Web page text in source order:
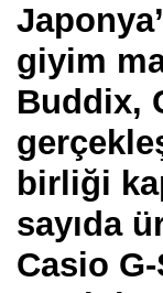
giyim
Buddix,
birliği
sayıda
Casio